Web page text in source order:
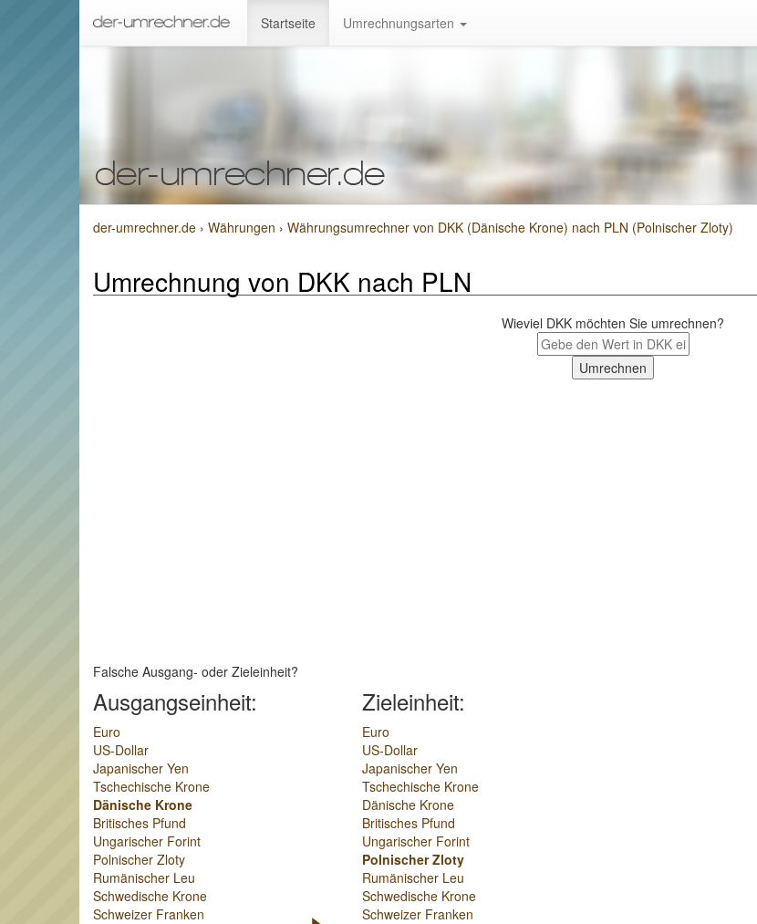
Startseite Umrechnungsarten
der-umrechner.de › Währungen › Währungsumrechner von DKK (Dänische Krone) nach PLN (Polnischer Zloty)
Umrechnung von DKK nach PLN
Wieviel DKK möchten Sie umrechnen?
Falsche Ausgang- oder Zieleinheit?
Ausgangseinheit:
Euro
US-Dollar
Japanischer Yen
Tschechische Krone
Dänische Krone
Britisches Pfund
Ungarischer Forint
Polnischer Zloty
Rumänischer Leu
Schwedische Krone
Schweizer Franken
Zieleinheit:
Euro
US-Dollar
Japanischer Yen
Tschechische Krone
Dänische Krone
Britisches Pfund
Ungarischer Forint
Polnischer Zloty
Rumänischer Leu
Schwedische Krone
Schweizer Franken